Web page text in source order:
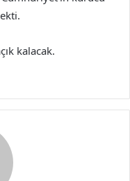
kalacak.